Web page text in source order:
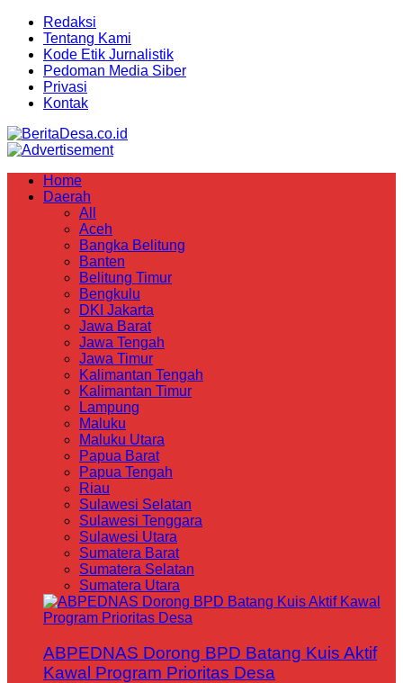
Redaksi
Tentang Kami
Kode Etik Jurnalistik
Pedoman Media Siber
Privasi
Kontak
Home
Daerah
All
Aceh
Bangka Belitung
Banten
Belitung Timur
Bengkulu
DKI Jakarta
Jawa Barat
Jawa Tengah
Jawa Timur
Kalimantan Tengah
Kalimantan Timur
Lampung
Maluku
Maluku Utara
Papua Barat
Papua Tengah
Riau
Sulawesi Selatan
Sulawesi Tenggara
Sulawesi Utara
Sumatera Barat
Sumatera Selatan
Sumatera Utara
ABPEDNAS Dorong BPD Batang Kuis Aktif
Kawal Program Prioritas Desa